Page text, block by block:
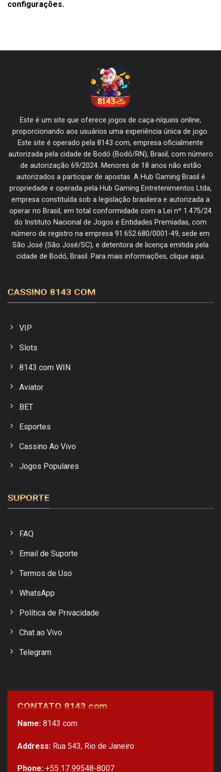
configurações.
Este é um site que oferece jogos de caça-níqueis online,
proporcionando aos usuários uma experiência única de jogo.
Este site é operado pela 8143 com, empresa oficialmente
autorizada pela cidade de Bodó (Bodó/RN), Brasil, com número
de autorização 69/2024. Menores de 18 anos não estão
autorizados a participar de apostas. A Hub Gaming Brasil é
propriedade e operada pela Hub Gaming Entretenimentos Ltda,
empresa constituída sob a legislação brasileira e autorizada a
operar no Brasil, em total conformidade com a Lei nº 1.475/24
do Instituto Nacional de Jogos e Entidades Premiadas, com
número de registro na empresa 91.652.680/0001-49, sede em
São José (São José/SC), e detentora de licença emitida pela
cidade de Bodó, Brasil. Para mais informações, clique aqui.
CASSINO 8143 COM
VIP
Slots
8143 com WIN
Aviator
BET
Esportes
Cassino Ao Vivo
Jogos Populares
SUPORTE
FAQ
Email de Suporte
Termos de Uso
WhatsApp
Política de Privacidade
Chat ao Vivo
Telegram
CONTATO 8143 com
Name: 8143 com
Address: Rua 543, Rio de Janeiro
Phone: +55 17 99548-8007